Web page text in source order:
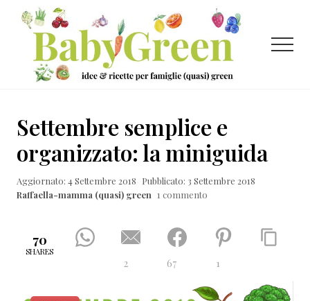
Menu
Passa
contenuto
principale
Passa
laterale
primaria
Passa
ricette
per
famiglie
Menu
Settembre semplice e
organizzato: la miniguida
Aggiornato: 4 Settembre 2018 Pubblicato: 3 Settembre 2018
Raffaella-mamma (quasi) green 1 commento
70
SHARES
2 67 1